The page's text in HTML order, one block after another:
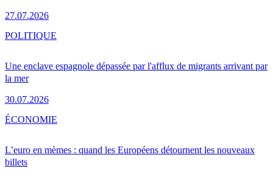
27.07.2026
Une enclave espagnole dépassée par l'afflux de migrants arrivant par
la mer
30.07.2026
POLITIQUE
L’euro en mèmes : quand les Européens détournent les nouveaux
billets
ÉCONOMIE